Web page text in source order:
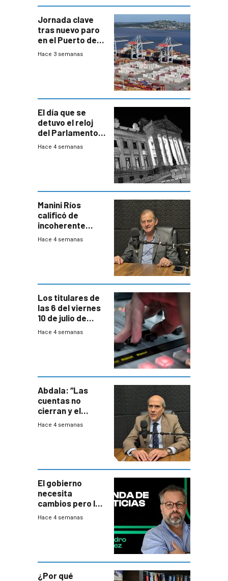
Jornada clave
tras nuevo paro
en el Puerto de
Montevideo
Hace 3 semanas
El día que se
detuvo el reloj
del Parlamento
para negociar
Hace 4 semanas
Manini Ríos
calificó de
incoherente
decisión de
Hace 4 semanas
Los titulares de
las 6 del viernes
10 de julio de
2026
Hace 4 semanas
Abdala: “Las
cuentas no
cierran y el
balance del
Hace 4 semanas
El gobierno
necesita
cambios pero los
ministros tienen
Hace 4 semanas
¿Por qué